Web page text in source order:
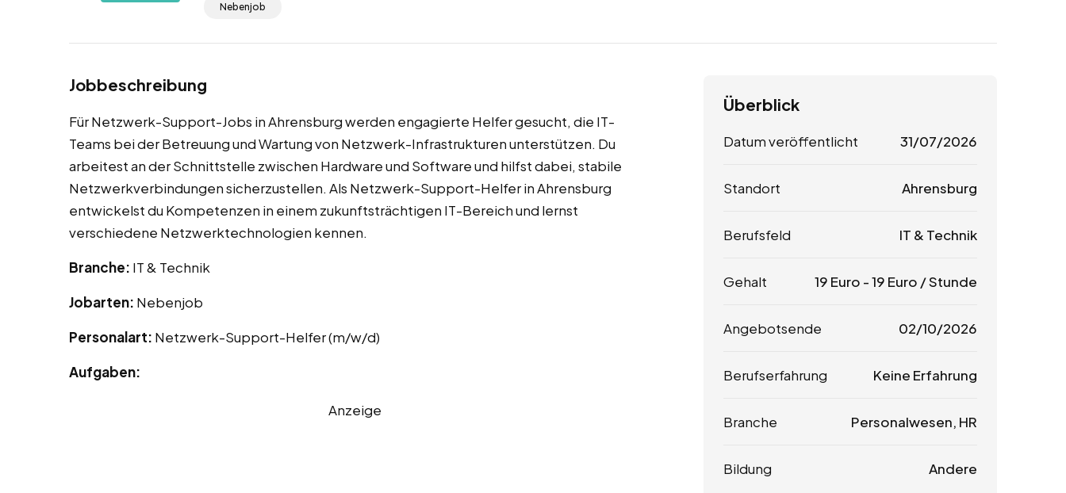
Nebenjob
Jobbeschreibung
Für Netzwerk-Support-Jobs in Ahrensburg werden engagierte Helfer gesucht, die IT-
Teams bei der Betreuung und Wartung von Netzwerk-Infrastrukturen unterstützen. Du
arbeitest an der Schnittstelle zwischen Hardware und Software und hilfst dabei, stabile
Netzwerkverbindungen sicherzustellen. Als Netzwerk-Support-Helfer in Ahrensburg
entwickelst du Kompetenzen in einem zukunftsträchtigen IT-Bereich und lernst
verschiedene Netzwerktechnologien kennen.
Branche: IT & Technik
Jobarten: Nebenjob
Personalart: Netzwerk-Support-Helfer (m/w/d)
Aufgaben:
Anzeige
Überblick
Datum veröffentlicht 31/07/2026
Standort Ahrensburg
Berufsfeld IT & Technik
Gehalt 19 Euro -19 Euro / Stunde
Angebotsende 02/10/2026
Berufserfahrung Keine Erfahrung
Branche Personalwesen, HR
Bildung Andere